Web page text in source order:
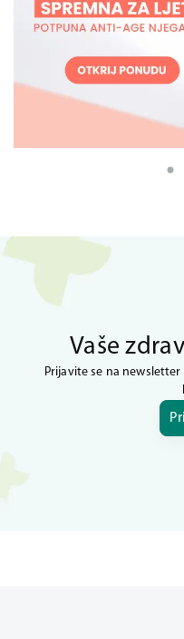
Vaše
Prijavite se na